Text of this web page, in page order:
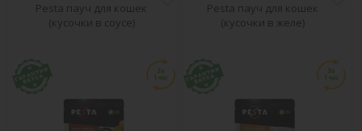
Pesta пауч для кошек
(кусочки в соусе)
Pesta пауч для кошек
(кусочки в желе)